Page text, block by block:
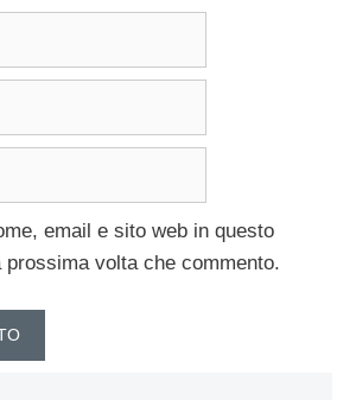
email e sito web in questo
prossima volta che commento.